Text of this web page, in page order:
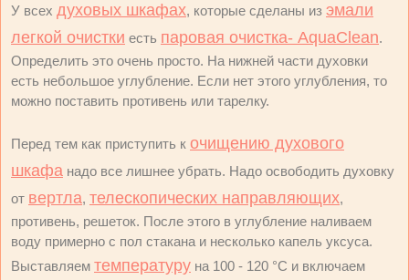
У всех духовых шкафах, которые сделаны из эмали
легкой очистки есть паровая очистка- AquaClean.
Определить это очень просто. На нижней части духовки
есть небольшое углубление. Если нет этого углубления, то
можно поставить противень или тарелку.
Перед тем как приступить к очищению духового
шкафа надо все лишнее убрать. Надо освободить духовку
от вертла, телескопических направляющих,
противень, решеток. После этого в углубление наливаем
воду примерно с пол стакана и несколько капель уксуса.
Выставляем температуру на 100 - 120 °С и включаем